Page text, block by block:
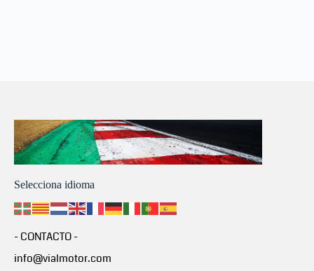
Selecciona idioma
- CONTACTO -
info@vialmotor.com